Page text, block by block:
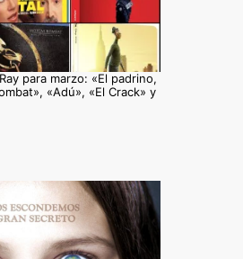
para marzo: «El padrino,
«Adú», «El Crack» y